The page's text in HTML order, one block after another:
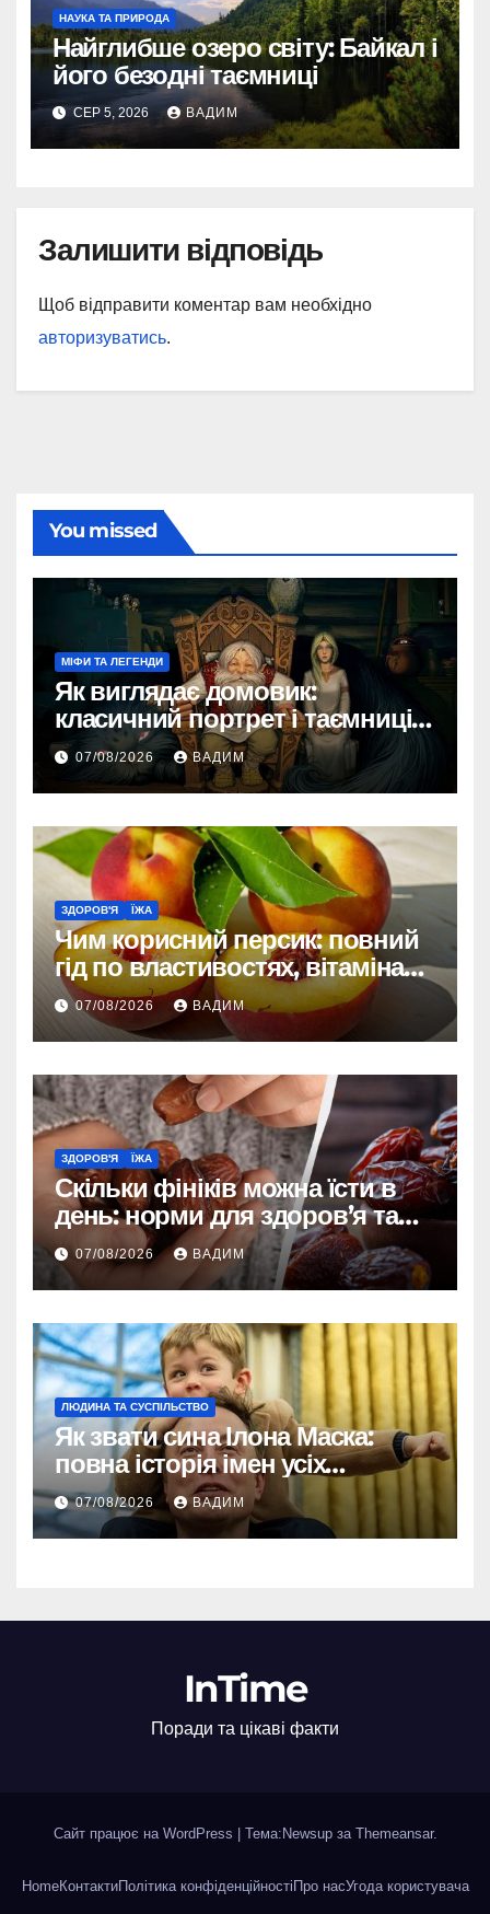
НАУКА ТА ПРИРОДА
Найглибше озеро світу: Байкал і
його безодні таємниці
СЕР 5, 2026 ВАДИМ
Залишити відповідь
Щоб відправити коментар вам необхідно
авторизуватись.
You missed
МІФИ ТА ЛЕГЕНДИ
Як виглядає домовик:
класичний портрет і таємниці
зовнішності
07/08/2026 ВАДИМ
ЗДОРОВ'Я ЇЖА
Чим корисний персик: повний
гід по властивостях, вітамінах і
впливі на організм
07/08/2026 ВАДИМ
ЗДОРОВ'Я ЇЖА
Скільки фініків можна їсти в
день: норми для здоров’я та
енергії
07/08/2026 ВАДИМ
ЛЮДИНА ТА СУСПІЛЬСТВО
Як звати сина Ілона Маска:
повна історія імен усіх
хлопчиків мільярдера
07/08/2026 ВАДИМ
InTime
Поради та цікаві факти
Сайт працює на WordPress | Тема:Newsup за Themeansar.
HomeКонтактиПолітика конфіденційності Про насУгода користувача